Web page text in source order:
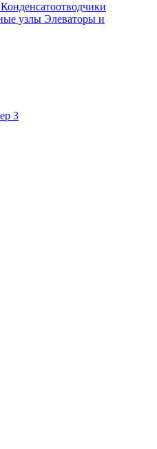
Конденсатоотводчики
Элеваторы и